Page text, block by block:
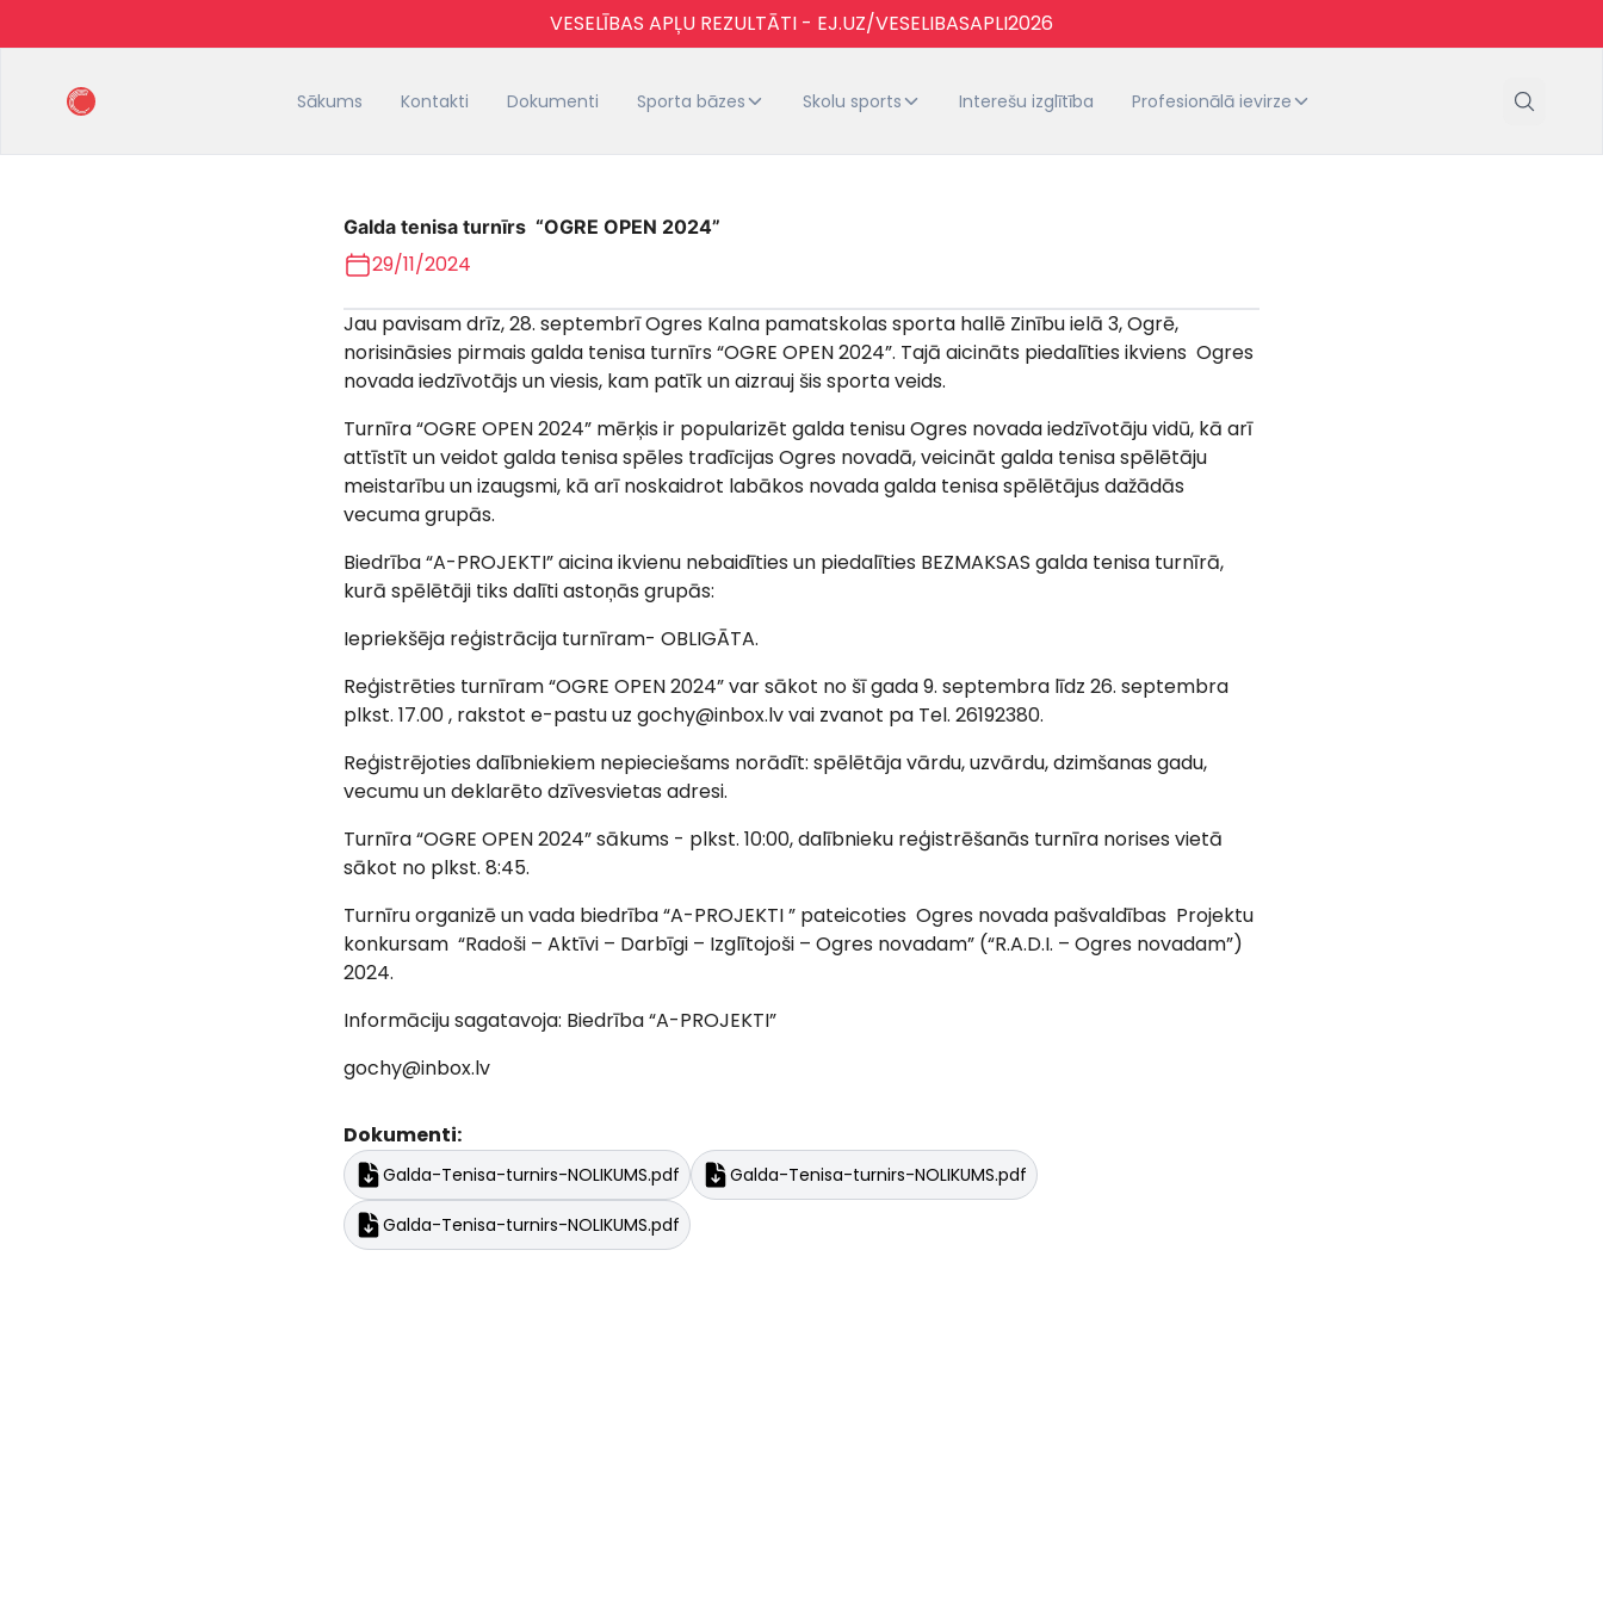
VESELĪBAS APĻU REZULTĀTI - EJ.UZ/VESELIBASAPLI2026
Sākums Kontakti Dokumenti Sporta bāzes Skolu sports Interešu izglītība Profesionālā ievirze
Galda tenisa turnīrs “OGRE OPEN 2024”
29/11/2024
Jau pavisam drīz, 28. septembrī Ogres Kalna pamatskolas sporta hallē Zinību ielā 3, Ogrē,
norisināsies pirmais galda tenisa turnīrs “OGRE OPEN 2024”. Tajā aicināts piedalīties ikviens Ogres
novada iedzīvotājs un viesis, kam patīk un aizrauj šis sporta veids.
Turnīra “OGRE OPEN 2024” mērķis ir popularizēt galda tenisu Ogres novada iedzīvotāju vidū, kā arī
attīstīt un veidot galda tenisa spēles tradīcijas Ogres novadā, veicināt galda tenisa spēlētāju
meistarību un izaugsmi, kā arī noskaidrot labākos novada galda tenisa spēlētājus dažādās
vecuma grupās.
Biedrība “A-PROJEKTI” aicina ikvienu nebaidīties un piedalīties BEZMAKSAS galda tenisa turnīrā,
kurā spēlētāji tiks dalīti astoņās grupās:
Iepriekšēja reģistrācija turnīram- OBLIGĀTA.
Reģistrēties turnīram “OGRE OPEN 2024” var sākot no šī gada 9. septembra līdz 26. septembra
plkst. 17.00 , rakstot e-pastu uz gochy@inbox.lv vai zvanot pa Tel. 26192380.
Reģistrējoties dalībniekiem nepieciešams norādīt: spēlētāja vārdu, uzvārdu, dzimšanas gadu,
vecumu un deklarēto dzīvesvietas adresi.
Turnīra “OGRE OPEN 2024” sākums - plkst. 10:00, dalībnieku reģistrēšanās turnīra norises vietā
sākot no plkst. 8:45.
Turnīru organizē un vada biedrība “A-PROJEKTI ” pateicoties Ogres novada pašvaldības Projektu
konkursam “Radoši – Aktīvi – Darbīgi – Izglītojoši – Ogres novadam” (“R.A.D.I. – Ogres novadam”)
2024.
Informāciju sagatavoja: Biedrība “A-PROJEKTI”
gochy@inbox.lv
Dokumenti:
Galda-Tenisa-turnirs-NOLIKUMS.pdf Galda-Tenisa-turnirs-NOLIKUMS.pdf
Galda-Tenisa-turnirs-NOLIKUMS.pdf